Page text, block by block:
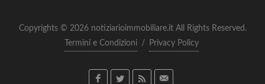
Copyrights © 2026 notiziarioimmobiliare.it All Rights Reserved.
Termini e Condizioni / Privacy Policy